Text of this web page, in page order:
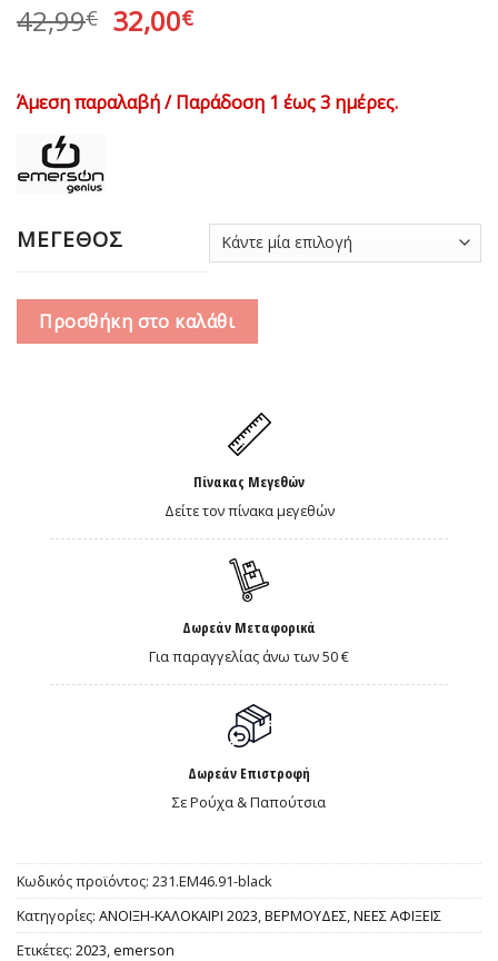
42,99€ Original
price
42,99€.
32,00€Η
είναι:
Άμεση παραλαβή / Παράδοση 1 έως 3 ημέρες.
ΜΕΓΕΘΟΣ
Προσθήκη στο καλάθι
Πίνακας Μεγεθών
Δείτε τον πίνακα μεγεθών
Δωρεάν Μεταφορικά
Για παραγγελίας άνω των 50 €
Δωρεάν Επιστροφή
Σε Ρούχα & Παπούτσια
Κωδικός προϊόντος: 231.EM46.91-black
Κατηγορίες: ΑΝΟΙΞΗ-ΚΑΛΟΚΑΙΡΙ 2023,ΒΕΡΜΟΥΔΕΣ,ΝΕΕΣ ΑΦΙΞΕΙΣ
Ετικέτες: 2023,emerson